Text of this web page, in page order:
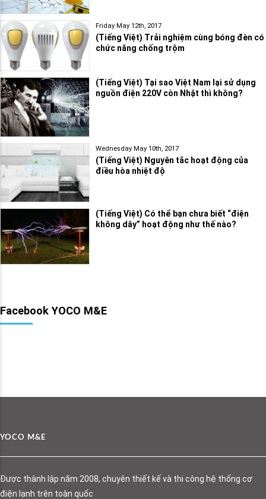
Friday May 12th, 2017
(Tiếng Việt) Trải nghiệm cùng bóng đèn có
chức năng chống trộm
(Tiếng Việt) Tại sao Việt Nam lại sử dụng
nguồn điện 220V còn Nhật thì không?
Wednesday May 10th, 2017
(Tiếng Việt) Nguyên tắc hoạt động của
điều hòa nhiệt độ
(Tiếng Việt) Có thể bạn chưa biết “điện
không dây” hoạt động như thế nào?
Facebook YOCO M&E
YOCO M&E
Được thành lập năm 2008, chuyên thiết kế và thi công hệ thống cơ
điện lạnh trên toàn quốc